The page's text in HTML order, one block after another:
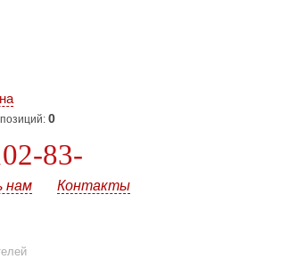
0
83-
нам Контакты